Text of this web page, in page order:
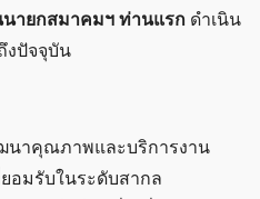
นายกสมาคมฯ ท่านแรก ดำเนิน
งปัจจุบัน
าคุณภาพและบริการงาน
อมรับในระดับสากล